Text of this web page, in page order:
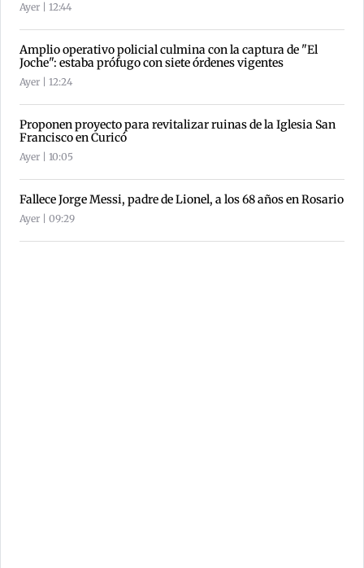
Ayer | 12:44
Amplio operativo policial culmina con la captura de "El
Joche": estaba prófugo con siete órdenes vigentes
Ayer | 12:24
Proponen proyecto para revitalizar ruinas de la Iglesia San
Francisco en Curicó
Ayer | 10:05
Fallece Jorge Messi, padre de Lionel, a los 68 años en Rosario
Ayer | 09:29